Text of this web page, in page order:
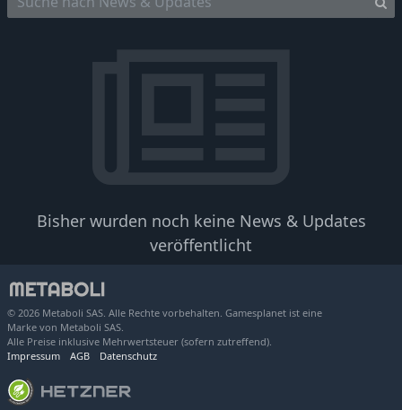
Bisher wurden noch keine News & Updates
veröffentlicht
© 2026 Metaboli SAS. Alle Rechte vorbehalten. Gamesplanet ist eine
Marke von Metaboli SAS.
Alle Preise inklusive Mehrwertsteuer (sofern zutreffend).
Impressum
AGB Datenschutz